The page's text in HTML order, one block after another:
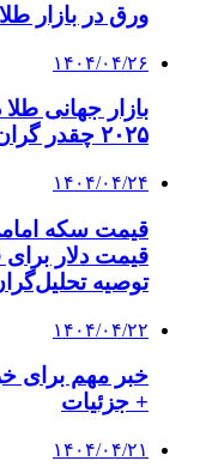
ورق در بازار
۱۴۰۴/۰۴/۲۶
بازار جهانی
۲۰۲۵ چقدر گران می‌شود؟
۱۴۰۴/۰۴/۲۴
قیمت سکه
قیمت دلار
توصیه
۱۴۰۴/۰۴/۲۲
خبر مهم برای
+ جزئیات
۱۴۰۴/۰۴/۲۱